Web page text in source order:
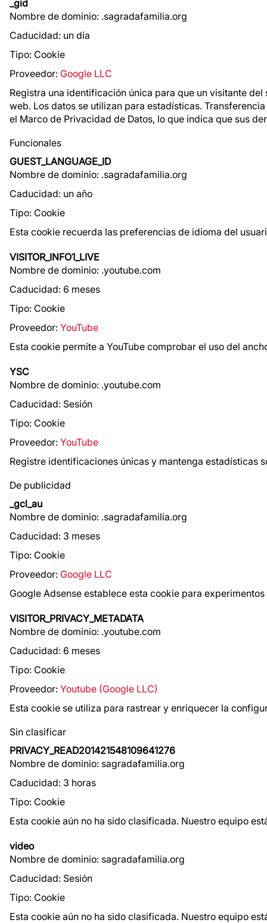
_gid
Nombre de dominio: .sagradafamilia.org
Caducidad: un día
Tipo: Cookie
Proveedor: Google LLC
Registra una identificación única para que un visitante
web. Los datos se utilizan para estadísticas.
el Marco de Privacidad de Datos, lo que indica que sus
Funcionales
GUEST_LANGUAGE_ID
Nombre de dominio: .sagradafamilia.org
Caducidad: un año
Tipo: Cookie
Esta cookie recuerda las preferencias de idioma del
VISITOR_INFO1_LIVE
Nombre de dominio: .youtube.com
Caducidad: 6 meses
Tipo: Cookie
Proveedor: YouTube
Esta cookie permite a YouTube comprobar el uso del
YSC
Nombre de dominio: .youtube.com
Caducidad: Sesión
Tipo: Cookie
Proveedor: YouTube
Registre identificaciones únicas y mantenga estadísticas
De publicidad
_gcl_au
Nombre de dominio: .sagradafamilia.org
Caducidad: 3 meses
Tipo: Cookie
Proveedor: Google LLC
Google Adsense establece esta cookie para
VISITOR_PRIVACY_METADATA
Nombre de dominio: .youtube.com
Caducidad: 6 meses
Tipo: Cookie
Proveedor: Youtube (Google LLC)
Esta cookie se utiliza para rastrear y enriquecer la
Sin clasificar
PRIVACY_READ201421548109641276
Nombre de dominio: sagradafamilia.org
Caducidad: 3 horas
Tipo: Cookie
Esta cookie aún no ha sido clasificada. Nuestro equipo
video
Nombre de dominio: sagradafamilia.org
Caducidad: Sesión
Tipo: Cookie
Esta cookie aún no ha sido clasificada. Nuestro equipo